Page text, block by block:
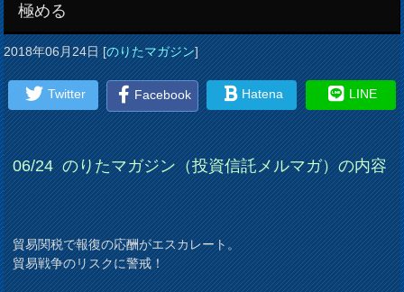
極める
2018年06月24日[のりたマガジン]
Twitter Facebook Hatena LINE
06/24 のりたマガジン（投資信託メルマガ）の内容
貿易関税で報復の応酬がエスカレート。
貿易戦争のリスクに警戒！